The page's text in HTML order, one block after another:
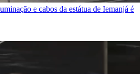
e cabos da estátua de Iemanjá é